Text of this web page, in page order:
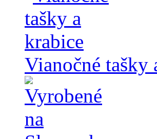
Vianočné tašky